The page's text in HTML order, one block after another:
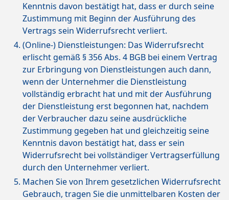
Kenntnis davon bestätigt hat, dass er durch seine
Zustimmung mit Beginn der Ausführung des
Vertrags sein Widerrufsrecht verliert.
(Online-) Dienstleistungen: Das Widerrufsrecht
erlischt gemäß § 356 Abs. 4 BGB bei einem Vertrag
zur Erbringung von Dienstleistungen auch dann,
wenn der Unternehmer die Dienstleistung
vollständig erbracht hat und mit der Ausführung
der Dienstleistung erst begonnen hat, nachdem
der Verbraucher dazu seine ausdrückliche
Zustimmung gegeben hat und gleichzeitig seine
Kenntnis davon bestätigt hat, dass er sein
Widerrufsrecht bei vollständiger Vertragserfüllung
durch den Unternehmer verliert.
Machen Sie von Ihrem gesetzlichen Widerrufsrecht
Gebrauch, tragen Sie die unmittelbaren Kosten der